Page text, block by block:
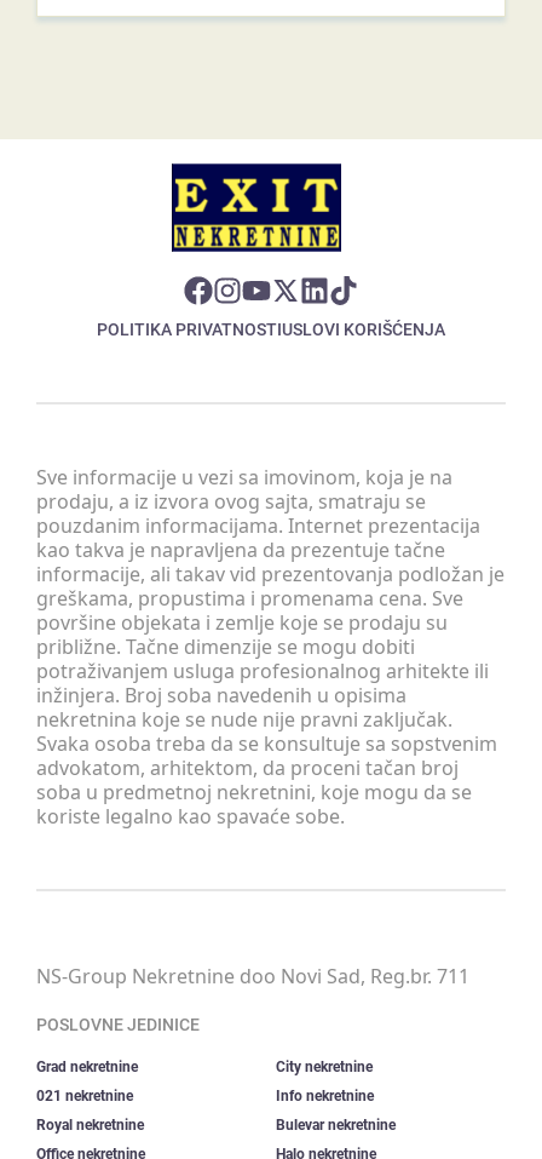
POLITIKA PRIVATNOSTIUSLOVI KORIŠĆENJA
Sve informacije u vezi sa imovinom, koja je na
prodaju, a iz izvora ovog sajta, smatraju se
pouzdanim informacijama. Internet prezentacija
kao takva je napravljena da prezentuje tačne
informacije, ali takav vid prezentovanja podložan je
greškama, propustima i promenama cena. Sve
površine objekata i zemlje koje se prodaju su
približne. Tačne dimenzije se mogu dobiti
potraživanjem usluga profesionalnog arhitekte ili
inžinjera. Broj soba navedenih u opisima
nekretnina koje se nude nije pravni zaključak.
Svaka osoba treba da se konsultuje sa sopstvenim
advokatom, arhitektom, da proceni tačan broj
soba u predmetnoj nekretnini, koje mogu da se
koriste legalno kao spavaće sobe.
NS-Group Nekretnine doo Novi Sad, Reg.br. 711
POSLOVNE JEDINICE
Grad nekretnine
City nekretnine
021 nekretnine
Info nekretnine
Royal nekretnine
Bulevar nekretnine
Office nekretnine
Halo nekretnine